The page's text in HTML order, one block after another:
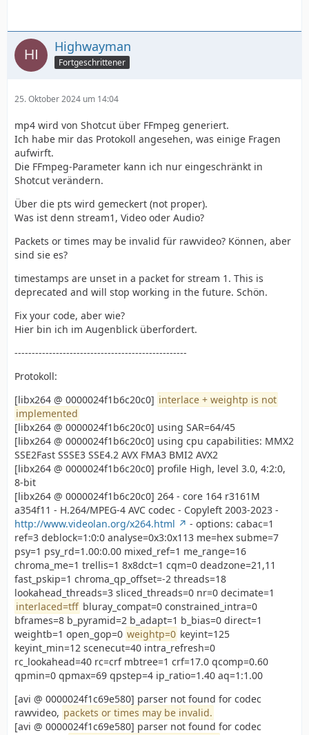
Highwayman
Fortgeschrittener
25. Oktober 2024 um 14:04
mp4 wird von Shotcut über FFmpeg generiert.
Ich habe mir das Protokoll angesehen, was einige Fragen
aufwirft.
Die FFmpeg-Parameter kann ich nur eingeschränkt in
Shotcut verändern.
Über die pts wird gemeckert (not proper).
Was ist denn stream1, Video oder Audio?
Packets or times may be invalid für rawvideo? Können, aber
sind sie es?
timestamps are unset in a packet for stream 1. This is
deprecated and will stop working in the future. Schön.
Fix your code, aber wie?
Hier bin ich im Augenblick überfordert.
--------------------------------------------------
Protokoll:
[libx264 @ 0000024f1b6c20c0] interlace + weightp is not
implemented
[libx264 @ 0000024f1b6c20c0] using SAR=64/45
[libx264 @ 0000024f1b6c20c0] using cpu capabilities: MMX2
SSE2Fast SSSE3 SSE4.2 AVX FMA3 BMI2 AVX2
[libx264 @ 0000024f1b6c20c0] profile High, level 3.0, 4:2:0,
8-bit
[libx264 @ 0000024f1b6c20c0] 264 - core 164 r3161M
a354f11 - H.264/MPEG-4 AVC codec - Copyleft 2003-2023 -
http://www.videolan.org/x264.html
- options: cabac=1
ref=3 deblock=1:0:0 analyse=0x3:0x113 me=hex subme=7
psy=1 psy_rd=1.00:0.00 mixed_ref=1 me_range=16
chroma_me=1 trellis=1 8x8dct=1 cqm=0 deadzone=21,11
fast_pskip=1 chroma_qp_offset=-2 threads=18
lookahead_threads=3 sliced_threads=0 nr=0 decimate=1
interlaced=tff bluray_compat=0 constrained_intra=0
bframes=8 b_pyramid=2 b_adapt=1 b_bias=0 direct=1
weightb=1 open_gop=0 weightp=0 keyint=125
keyint_min=12 scenecut=40 intra_refresh=0
rc_lookahead=40 rc=crf mbtree=1 crf=17.0 qcomp=0.60
qpmin=0 qpmax=69 qpstep=4 ip_ratio=1.40 aq=1:1.00
[avi @ 0000024f1c69e580] parser not found for codec
rawvideo, packets or times may be invalid.
[avi @ 0000024f1c69e580] parser not found for codec